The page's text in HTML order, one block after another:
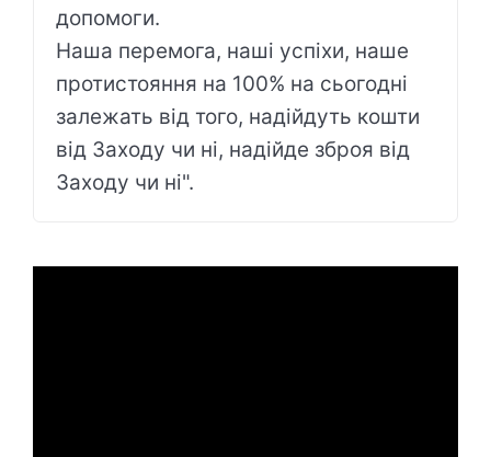
допомоги.
Наша перемога, наші успіхи, наше
протистояння на 100% на сьогодні
залежать від того, надійдуть кошти
від Заходу чи ні, надійде зброя від
Заходу чи ні".